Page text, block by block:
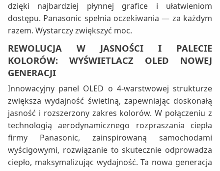
dzięki najbardziej płynnej grafice i ułatwieniom
dostępu. Panasonic spełnia oczekiwania — za każdym
razem. Wystarczy zwiększyć moc.
REWOLUCJA W JASNOŚCI I PALECIE
KOLORÓW: WYŚWIETLACZ OLED NOWEJ
GENERACJI
Innowacyjny panel OLED o 4-warstwowej strukturze
zwiększa wydajność świetlną, zapewniając doskonałą
jasność i rozszerzony zakres kolorów. W połączeniu z
technologią aerodynamicznego rozpraszania ciepła
firmy Panasonic, zainspirowaną samochodami
wyścigowymi, rozwiązanie to skutecznie odprowadza
ciepło, maksymalizując wydajność. Ta nowa generacja